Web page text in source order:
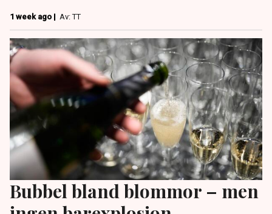
1 week ago | Av: TT
Bubbel bland blommor – men